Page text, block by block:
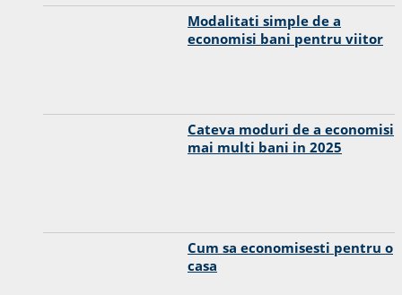
Modalitati simple de a
economisi bani pentru viitor
Cateva moduri de a economisi
mai multi bani in 2025
Cum sa economisesti pentru o
casa